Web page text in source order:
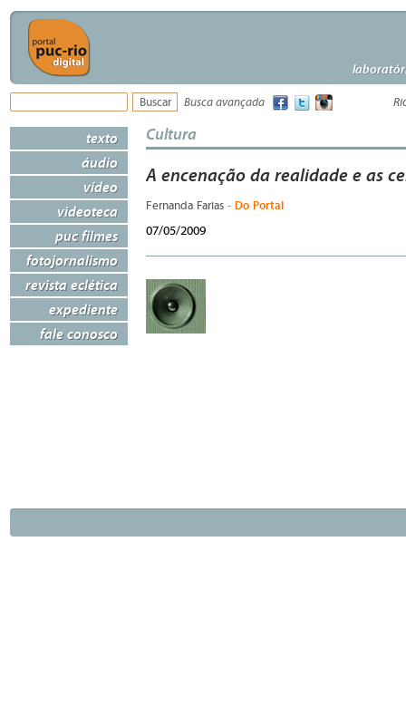
Busca avançada
texto
áudio
vídeo
videoteca
puc filmes
fotojornalismo
revista eclética
expediente
fale conosco
Cultura
A encenação da realidade e as
Fernanda Farias - Do Portal
07/05/2009